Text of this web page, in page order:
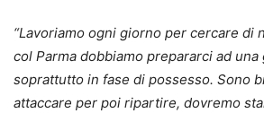
“Lavoriamo ogni giorno per cercare di
col Parma dobbiamo prepararci ad una
soprattutto in fase di possesso. Sono
attaccare per poi ripartire, dovremo